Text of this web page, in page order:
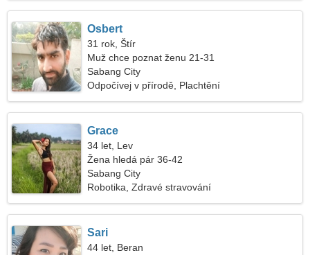
Osbert
31 rok, Štír
Muž chce poznat ženu 21-31
Sabang City
Odpočívej v přírodě, Plachtění
Grace
34 let, Lev
Žena hledá pár 36-42
Sabang City
Robotika, Zdravé stravování
Sari
44 let, Beran